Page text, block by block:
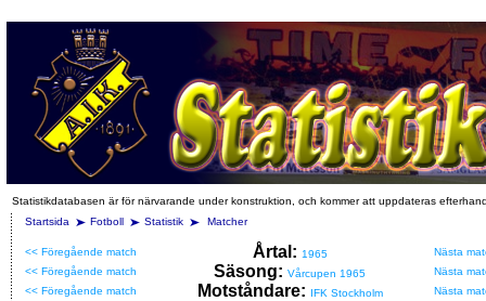
Statistikdatabasen är för närvarande under konstruktion, och kommer att uppdateras
Startsida
Fotboll Statistik Matcher
<< Föregående match Årtal: 1965
Nästa
<< Föregående match
Säsong: Vårcupen 1965
Nästa
<< Föregående match
Motståndare: IFK Stockholm Nästa